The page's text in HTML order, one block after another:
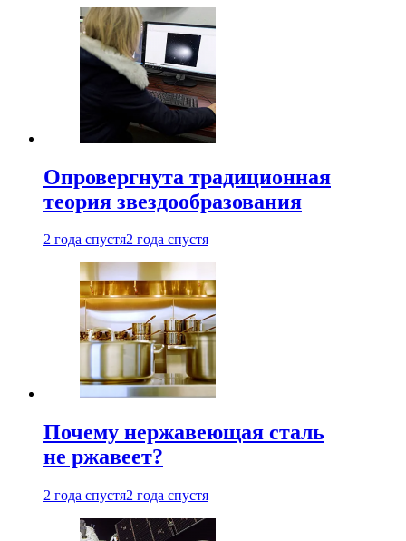
Опровергнута традиционная
теория звездообразования
2 года спустя2 года спустя
Почему нержавеющая сталь
не ржавеет?
2 года спустя2 года спустя